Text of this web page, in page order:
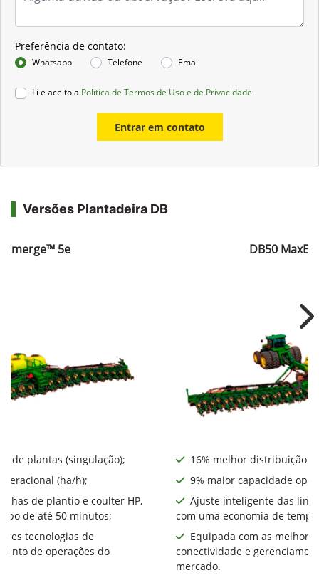
Preferência de contato:
Whatsapp Telefone Email
Li e aceito a Política de Termos de Uso e de Privacidade.
Entrar em contato
Versões Plantadeira DB
5e
de plantas (singulação);
(ha/h);
de plantio e coulter HP,
de até 50 minutos;
tecnologias de
de operações do
DB50
16% melhor distribuição
9% maior capacidade
Ajuste inteligente das
com uma economia de
Equipada com as
conectividade e
mercado.